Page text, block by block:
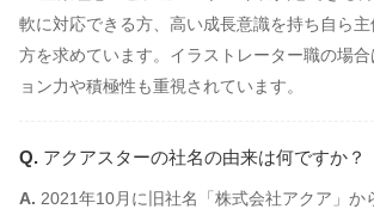
軟に対応できる方、高い成長意識を持ち自ら
方を求めています。イラストレーター職の場
ョン力や積極性も重視されています。
アクアスターの社名の由来は何ですか？
2021年10月に旧社名「株式会社アクア」か